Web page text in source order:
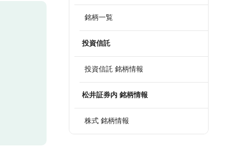
銘柄一覧
投資信託
投資信託 銘柄情報
松井証券内 銘柄情報
株式 銘柄情報